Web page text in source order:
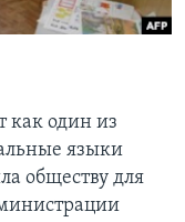
как один из
языки
обществу для